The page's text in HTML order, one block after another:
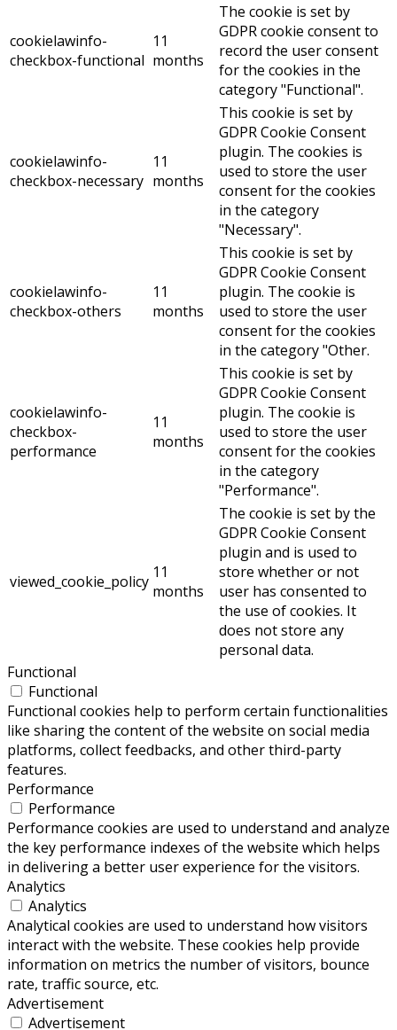
cookielawinfo-
checkbox-functional
11
months
The cookie is set by
GDPR cookie consent to
record the user consent
for the cookies in the
category "Functional".
cookielawinfo-
checkbox-necessary
11
months
This cookie is set by
GDPR Cookie Consent
plugin. The cookies is
used to store the user
consent for the cookies
in the category
"Necessary".
cookielawinfo-
checkbox-others
11
months
This cookie is set by
GDPR Cookie Consent
plugin. The cookie is
used to store the user
consent for the cookies
in the category "Other.
cookielawinfo-
checkbox-
performance
11
months
This cookie is set by
GDPR Cookie Consent
plugin. The cookie is
used to store the user
consent for the cookies
in the category
"Performance".
viewed_cookie_policy 11
months
The cookie is set by the
GDPR Cookie Consent
plugin and is used to
store whether or not
user has consented to
the use of cookies. It
does not store any
personal data.
Functional
Functional
Functional cookies help to perform certain functionalities
like sharing the content of the website on social media
platforms, collect feedbacks, and other third-party
features.
Performance
Performance
Performance cookies are used to understand and analyze
the key performance indexes of the website which helps
in delivering a better user experience for the visitors.
Analytics
Analytics
Analytical cookies are used to understand how visitors
interact with the website. These cookies help provide
information on metrics the number of visitors, bounce
rate, traffic source, etc.
Advertisement
Advertisement